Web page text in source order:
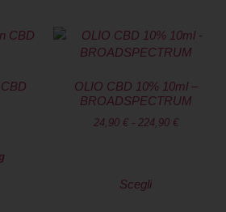
OLIO CBD 10% 10ml –
BROADSPECTRUM
24,90 € - 224,90 €
Scegli